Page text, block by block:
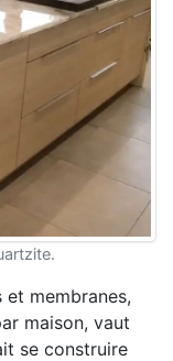
membranes,
maison, vaut
se construire